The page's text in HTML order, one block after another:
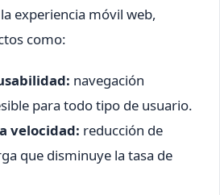
experiencia móvil web,
como:
navegación
para todo tipo de usuario.
velocidad: reducción de
que disminuye la tasa de